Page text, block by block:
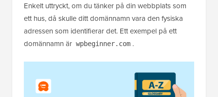
Enkelt uttryckt, om du tänker på din webbplats som
ett hus, då skulle ditt domännamn vara den fysiska
adressen som identifierar det. Ett exempel på ett
domännamn är wpbeginner.com .